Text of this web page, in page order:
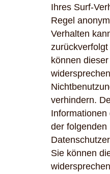
Ihres Surf-
Regel
Verhalten
können
verhindern.
Informationen
der folgenden
Sie können